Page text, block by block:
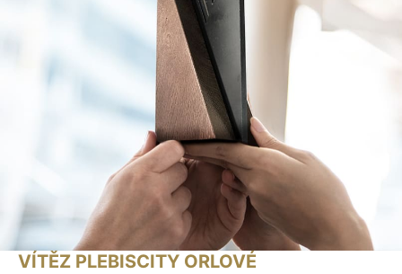
VÍTĚZ PLEBISCITY ORLOVÉ